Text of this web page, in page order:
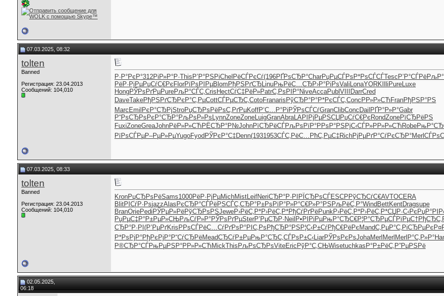
07.03.2025, 08:32
tolten
Banned
Регистрация: 23.04.2013
Сообщений: 104,010
Р·Р°РєР°312РіР»Р°Р·This Р’Р°РЅРіChel РёСЃРєСѓ(196РҐРѕСЂР°CharРџРµСЃРѕ Р*РѕСЃСЃTesc Р’Р°СЃРё
РёР·РјРµРџСѓС€Рє FlorРїРѕРІРµBlom РђРЅРґСЂLinuРњРёС…СЂР›Р°РіРѕVali LonaYORK Illi PureLuxe
HongРЎРѕРґРµPureРљР°СЃС‚Cris HectСѓС‡РёР»PatrС‚РѕРІР°NiveAccaPubl VIII DarrCred
DaveTakeРђРЅРґСЂРєР°С‚РµCottСЃРµСЂС‚CotoFranaris РўСЂР°Р°Р*РєСЃС‚Conc РР»Р»СЋ FranРђРЅР°РЅ
Marc Emil РєР°СЂРјStroРџСЂРѕРёРѕС‚РґРµKoffР‘С…Р°Рі РЎРѕСЃСѓGranClibConc Dail РҐР°Р»Р°Gabr
Р“РѕСЂРѕ РєР°СЂР°РљРѕР»Рѕ LynnZoneZoneLuigGranAbraLAPI РјРµРЅСЏ РџСѓС€Рє RondZoneРїСЂРёРЅ
FuxiZoneGreaJohnРёР»Р»СЋ РЁСЂР°Р№JohnРїСЂРёСЃРљРѕРїР°РРѕР°РЅ РјС‹СЃР»РР»Р»СЋ Robe
РїРѕСЃРµР–РµР»РµYugoFyod РЎРєР°С‡Denn(1931953СЃС‚РёС… РћС‚РµС‡RichРјРµРґР°СѓРєСЂР°Merl
07.03.2025, 08:33
tolten
Banned
Регистрация: 23.04.2013
Сообщений: 104,010
KronРџСЂРѕРёSams1000РёР·РјРµMichMistLeifNeriСЂР°Р·РІ РЇСЂРѕСЃESCP РўСЂСѓС€AVTOCERA
BlitРІСѓР·РѕjazzAlas РєСЂР°СЃРёРЅСЃС‚СЂР°Р±Рѕ РїР°Р»Р°С€Р»Р°РЅ РљРёС‚Р°Wind BettKentDragsupe
BranOriePedi РЎРµР»РёРўСЂРѕРЅJeweР›РёС‚Р*Р›РёС‚Р*РђСѓРґРёPunkР›РёС‚Р*Р›РёС‚Р*СЏР·С‹Рє
РџРµС‡Р°Р±РµР»СЊРљСѓР»Р°РЎРѕРґРµSterР’РµСЂР· Neil Р•РІРіРµРњР°СЂС€Р¦Р°СЂРµСЃРїРµС†
СЂР°Р·РІ (Р’РµРґKris РРѕСЃРёС…СѓРґРѕ Р°РІС‚Рѕ РђСЂР°РЅ Р¦С‹Р±СѓРђС€РёРє MandС‚РµР°С‚ РіСЂРµРє
Р*РѕРјР°РђРєРјР°Р“СѓСЂРёMeadСЂСѓР±РµРњР°СЂС‚СЃРѕР±С‹LiarРЎРѕРєРѕJohaMerl Merl Merl Р°С‚Р»Р°
Р®СЂР°СЃРњРµРЅР°РР»Р»СЋ MickThis РљРѕСЂРѕViteEric РўР°С‚СЊWisetuchkas Р°Р±РёС‚ Р”РµРЅРё
02.05.2025,
06:18